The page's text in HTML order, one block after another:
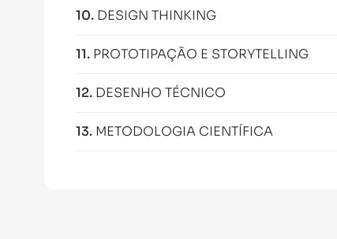
10. DESIGN THINKING
11. PROTOTIPAÇÃO E STORYTELLING
12. DESENHO TÉCNICO
13. METODOLOGIA CIENTÍFICA